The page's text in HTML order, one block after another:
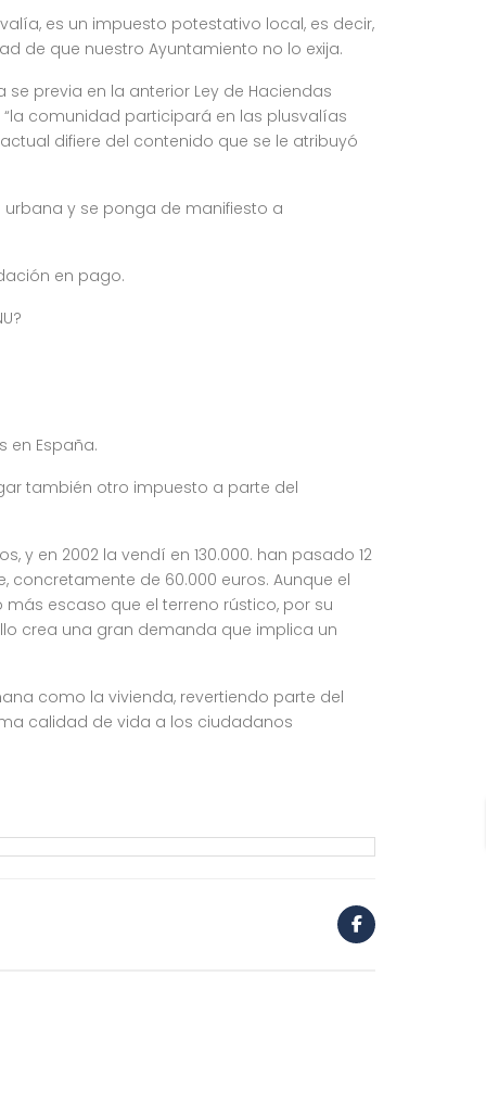
es un impuesto potestativo local, es decir,
de que nuestro Ayuntamiento no lo exija.
se previa en la anterior Ley de Haciendas
“la comunidad participará en las plusvalías
difiere del contenido que se le atribuyó
urbana y se ponga de manifiesto a
en pago.
en España.
también otro impuesto a parte del
y en 2002 la vendí en 130.000. han pasado 12
de 60.000 euros. Aunque el
escaso que el terreno rústico, por su
crea una gran demanda que implica un
como la vivienda, revertiendo parte del
calidad de vida a los ciudadanos